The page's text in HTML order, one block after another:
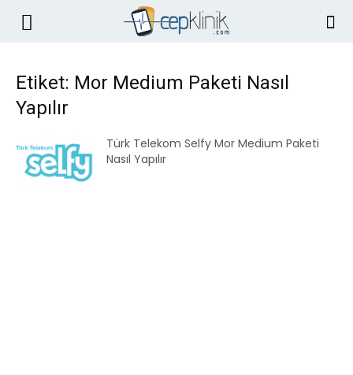
Etiket: Mor Medium Paketi Nasıl
Yapılır
Türk Telekom Selfy Mor Medium Paketi
Nasıl Yapılır